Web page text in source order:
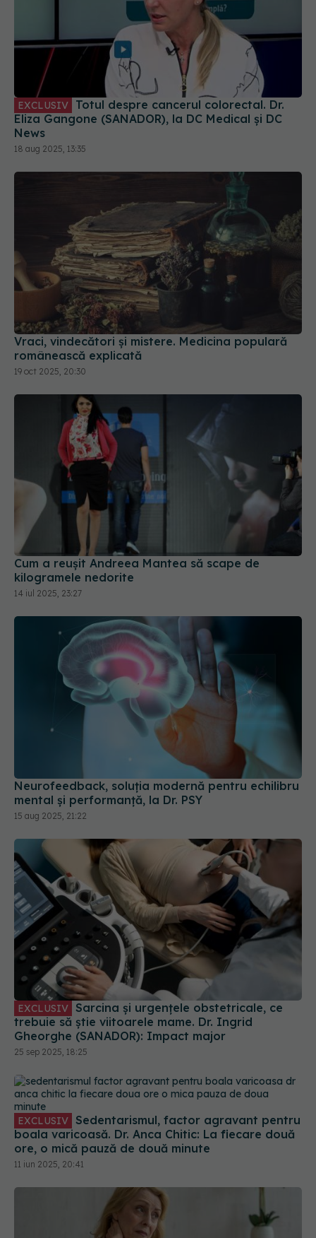
EXCLUSIV
Eliza Gangone (SANADOR), la DC Medical și DC
News
18 aug 2025, 13:35
Vraci, vindecători și mistere. Medicina populară
românească explicată
19 oct 2025, 20:30
Cum a reușit Andreea Mantea să scape de
kilogramele nedorite
14 iul 2025, 23:27
Neurofeedback, soluția modernă pentru echilibru
mental și performanță, la Dr. PSY
15 aug 2025, 21:22
EXCLUSIV
trebuie să știe viitoarele mame. Dr. Ingrid
Gheorghe (SANADOR): Impact major
25 sep 2025, 18:25
EXCLUSIV
boala varicoasă. Dr. Anca Chitic: La fiecare două
ore, o mică pauză de două minute
11 iun 2025, 20:41